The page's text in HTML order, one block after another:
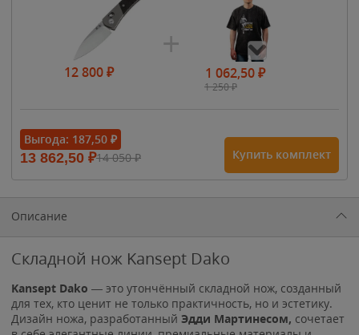
12 800₽ 1 062,50₽
1 250₽
1 615₽
1 900₽1 900₽
Выгода: 187,50 ₽
13 862,50 ₽14 050₽ Купить комплект
Описание
Складной нож Kansept Dako
Kansept Dako — это утончённый складной нож, созданный
для тех, кто ценит не только практичность, но и эстетику.
Дизайн ножа, разработанный Эдди Мартинесом, сочетает